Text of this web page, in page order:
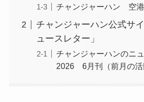
チャンジャーハン 空
チャンジャーハン公式サ
ュースレター」
チャンジャーハンのニ
2026 6月刊（前月の活